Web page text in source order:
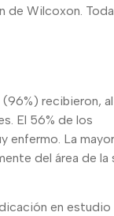
de Wilcoxon.
recibieron, al
El 56% de los
enfermo. La
del área de la
en estudio